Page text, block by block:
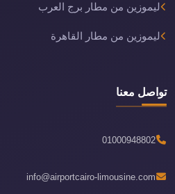
ليموزين من مطار برج العرب
ليموزين من مطار القاهرة
تواصل معنا
01000948802
info@airportcairo-limousine.com